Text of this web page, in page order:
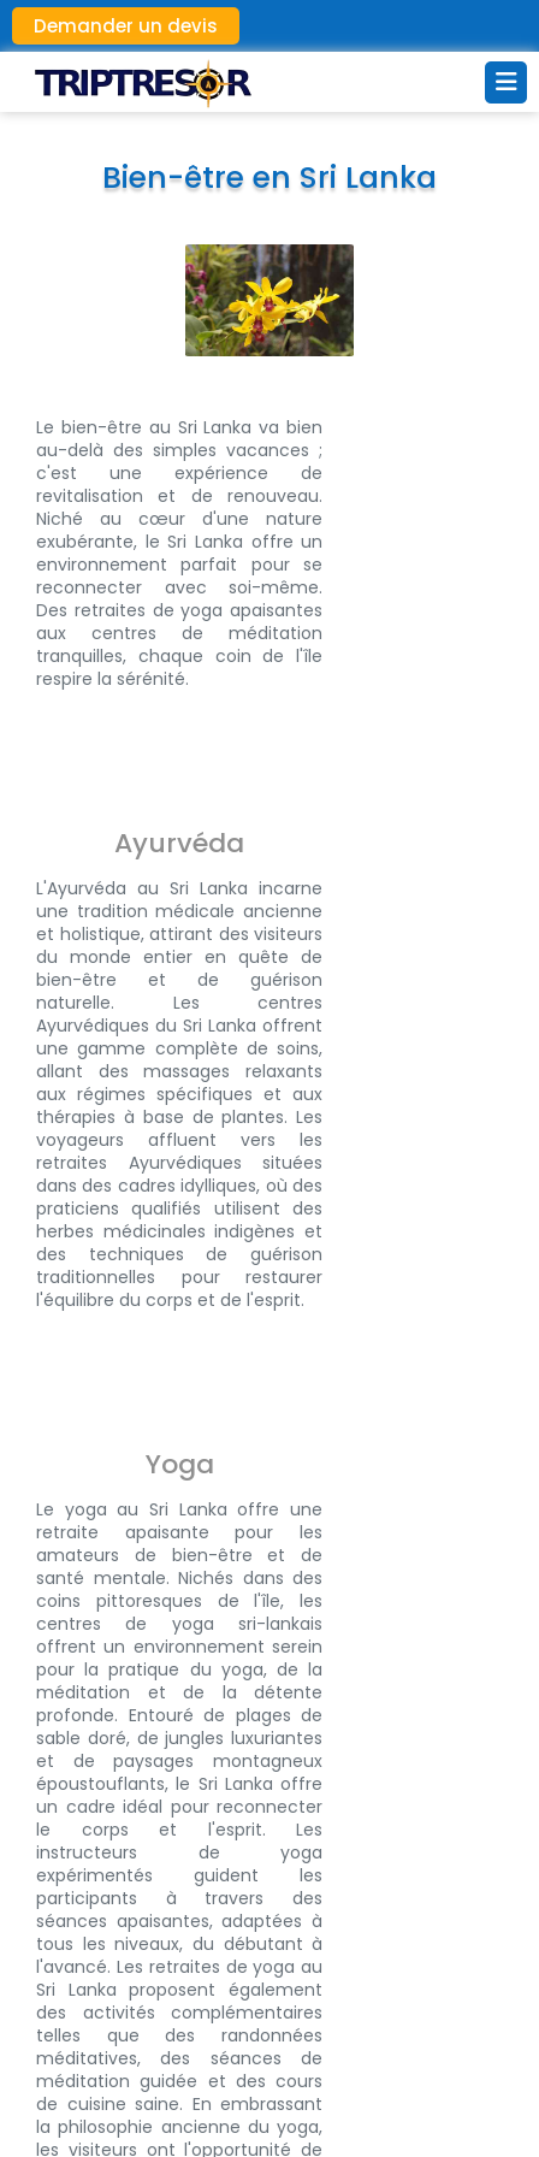
Demander un devis
Bien-être en Sri Lanka
Le bien-être au Sri Lanka va bien
au-delà des simples vacances ;
c'est une expérience de
revitalisation et de renouveau.
Niché au cœur d'une nature
exubérante, le Sri Lanka offre un
environnement parfait pour se
reconnecter avec soi-même.
Des retraites de yoga apaisantes
aux centres de méditation
tranquilles, chaque coin de l'île
respire la sérénité.
Ayurvéda
L'Ayurvéda au Sri Lanka incarne
une tradition médicale ancienne
et holistique, attirant des visiteurs
du monde entier en quête de
bien-être et de guérison
naturelle. Les centres
Ayurvédiques du Sri Lanka offrent
une gamme complète de soins,
allant des massages relaxants
aux régimes spécifiques et aux
thérapies à base de plantes. Les
voyageurs affluent vers les
retraites Ayurvédiques situées
dans des cadres idylliques, où des
praticiens qualifiés utilisent des
herbes médicinales indigènes et
des techniques de guérison
traditionnelles pour restaurer
l'équilibre du corps et de l'esprit.
Yoga
Le yoga au Sri Lanka offre une
retraite apaisante pour les
amateurs de bien-être et de
santé mentale. Nichés dans des
coins pittoresques de l'île, les
centres de yoga sri-lankais
offrent un environnement serein
pour la pratique du yoga, de la
méditation et de la détente
profonde. Entouré de plages de
sable doré, de jungles luxuriantes
et de paysages montagneux
époustouflants, le Sri Lanka offre
un cadre idéal pour reconnecter
le corps et l'esprit. Les
instructeurs de yoga
expérimentés guident les
participants à travers des
séances apaisantes, adaptées à
tous les niveaux, du débutant à
l'avancé. Les retraites de yoga au
Sri Lanka proposent également
des activités complémentaires
telles que des randonnées
méditatives, des séances de
méditation guidée et des cours
de cuisine saine. En embrassant
la philosophie ancienne du yoga,
les visiteurs ont l'opportunité de